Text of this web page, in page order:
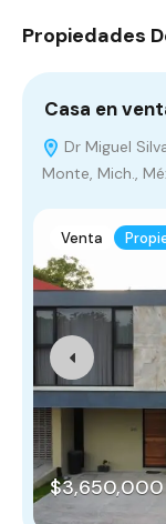
Propiedades
Casa en
Dr Miguel
Monte, Mich.,
Venta
$3,650,000